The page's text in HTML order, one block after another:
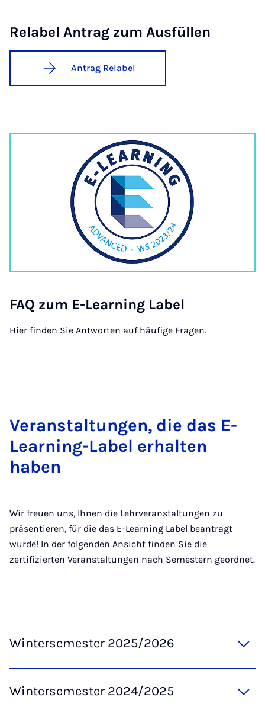
Re­la­bel An­trag zum Aus­fül­len
Antrag Relabel
FAQ zum E-Learn­ing La­bel
Hier finden Sie Antworten auf häufige Fragen.
Ver­an­stal­tun­gen, die das E-
Learn­ing-La­bel er­hal­ten
haben
Wir freuen uns, Ihnen die Lehrveranstaltungen zu
präsentieren, für die das E-Learning Label beantragt
wurde! In der folgenden Ansicht finden Sie die
zertifizierten Veranstaltungen nach Semestern geordnet.
Wintersemester 2025/2026
Wintersemester 2024/2025